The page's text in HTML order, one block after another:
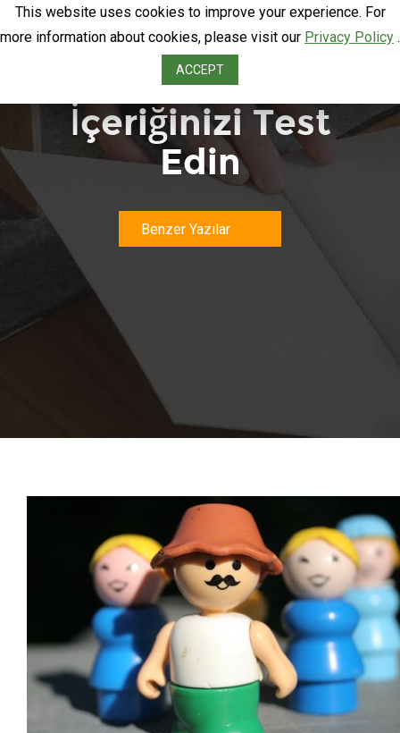
Outbound IVR
İçeriğinizi Test
Edin
Benzer Yazılar
This website uses cookies to improve your experience. For
more information about cookies, please visit our Privacy Policy .
ACCEPT